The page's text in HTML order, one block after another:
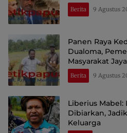
Berita 9 Agustus
Panen Raya
Dualoma,
Masyarakat
Berita 9 Agustus
Liberius Mabel:
Dibiarkan,
Keluarga